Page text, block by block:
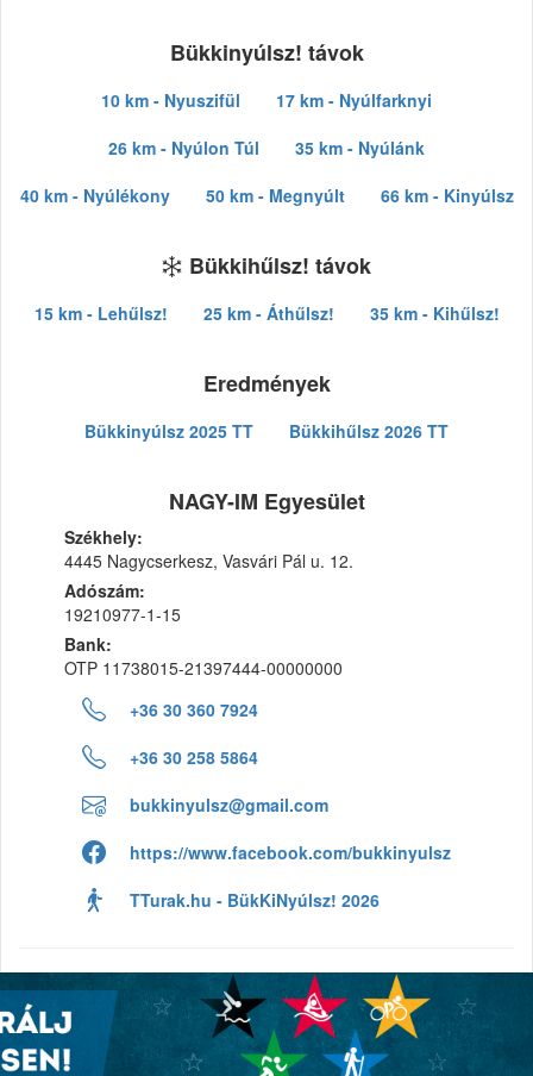
Bükkinyúlsz! távok
10 km - Nyuszifül
17 km - Nyúlfarknyi
26 km - Nyúlon Túl
35 km - Nyúlánk
40 km - Nyúlékony
50 km - Megnyúlt 66 km - Kinyúlsz
Bükkihűlsz! távok
15 km - Lehűlsz! 25 km - Áthűlsz! 35 km - Kihűlsz!
Eredmények
Bükkinyúlsz 2025 TT Bükkihűlsz 2026 TT
NAGY-IM Egyesület
Székhely:
4445 Nagycserkesz, Vasvári Pál u. 12.
Adószám:
19210977-1-15
Bank:
OTP 11738015-21397444-00000000
+36 30 360 7924
+36 30 258 5864
bukkinyulsz@gmail.com
https://www.facebook.com/bukkinyulsz
TTurak.hu - BükKiNyúlsz! 2026